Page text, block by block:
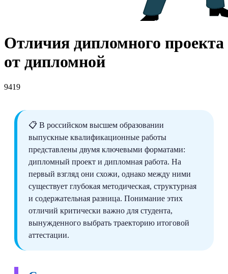
Отличия дипломного проекта
от дипломной
9419
📋 В российском высшем образовании
выпускные квалификационные работы
представлены двумя ключевыми форматами:
дипломный проект и дипломная работа. На
первый взгляд они схожи, однако между ними
существует глубокая методическая, структурная
и содержательная разница. Понимание этих
отличий критически важно для студента,
вынужденного выбрать траекторию итоговой
аттестации.